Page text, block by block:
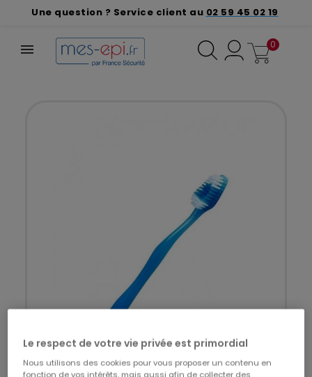
Une question ? Service client au 02 59 45 02 19
0
Le respect de votre vie privée est primordial
Nous utilisons des cookies pour vous proposer un contenu en
fonction de vos intérêts, mais aussi afin de collecter des